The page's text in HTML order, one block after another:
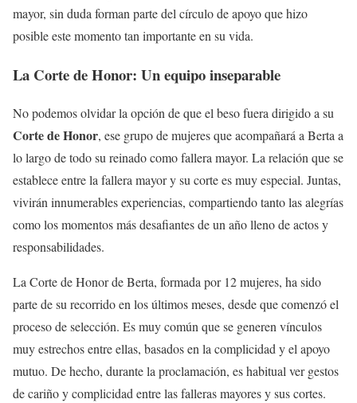
mayor, sin duda forman parte del círculo de apoyo que hizo
posible este momento tan importante en su vida.
La Corte de Honor: Un equipo inseparable
No podemos olvidar la opción de que el beso fuera dirigido a su
Corte de Honor, ese grupo de mujeres que acompañará a Berta a
lo largo de todo su reinado como fallera mayor. La relación que se
establece entre la fallera mayor y su corte es muy especial. Juntas,
vivirán innumerables experiencias, compartiendo tanto las alegrías
como los momentos más desafiantes de un año lleno de actos y
responsabilidades.
La Corte de Honor de Berta, formada por 12 mujeres, ha sido
parte de su recorrido en los últimos meses, desde que comenzó el
proceso de selección. Es muy común que se generen vínculos
muy estrechos entre ellas, basados en la complicidad y el apoyo
mutuo. De hecho, durante la proclamación, es habitual ver gestos
de cariño y complicidad entre las falleras mayores y sus cortes.